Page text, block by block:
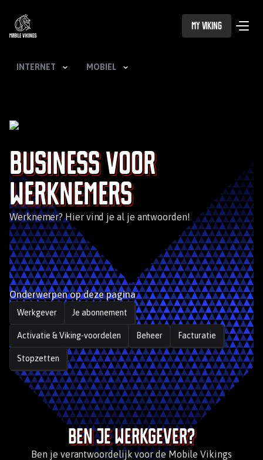
My Viking
INTERNET MOBIEL
Business voor
werknemers
Werknemer? Hier vind je al je antwoorden!
Onderwerpen op deze pagina
Werkgever Je abonnement
Activatie & Viking-voordelen Beheer Facturatie
Stopzetten
Ben je werkgever?
Ben je verantwoordelijk voor de Mobile Vikings